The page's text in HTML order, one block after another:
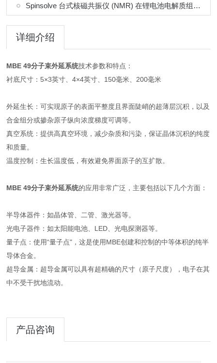
Spinsolve 台式核磁共振仪 (NMR) 在锂电池电解质组分分析中的应用
详细介绍
MBE 49分子束外延系统技术参数和特点：
衬底尺寸：5×3英寸、4×4英寸、150毫米、200毫米
外延生长：可实现原子的表面平整度且界面陡峭的超薄层沉积，以及
合金组分或掺杂原子纵向浓度梯度可调等。
真空系统：提供高真空环境，减少杂质和污染，保证晶体沉积的纯度
和质量。
温度控制：生长温度低，有效避免界面原子的互扩散。
MBE 49分子束外延系统的应用非常广泛，主要包括以下几个方面：
半导体器件：如晶体管、二管、激光器等。
光电子器件：如太阳能电池、LED、光电探测器等。
量子点：使用“量子点"，这是使用MBE创建和控制的中等体积的纯半
导体合金。
超导金属：超导金属可以具有超精确的尺寸（原子尺度），电子在其
中不受干扰地流动。
产品咨询